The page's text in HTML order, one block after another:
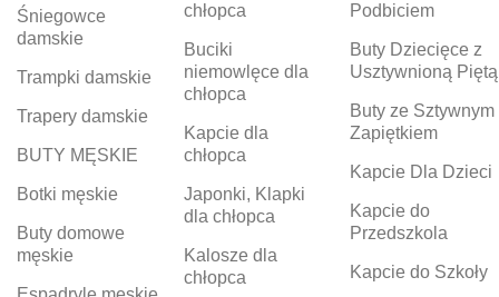
Śniegowce
damskie
Trampki damskie
Trapery damskie
BUTY MĘSKIE
Botki męskie
Buty domowe
męskie
chłopca
Buciki
niemowlęce dla
chłopca
Kapcie dla
chłopca
Japonki, Klapki
dla chłopca
Kalosze dla
chłopca
Podbiciem
Buty Dziecięce z
Usztywnioną Piętą
Buty ze Sztywnym
Zapiętkiem
Kapcie Dla Dzieci
Kapcie do
Przedszkola
Kapcie do Szkoły